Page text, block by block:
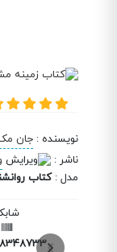
نویسنده : جان
ناشر :
مدل :کتاب